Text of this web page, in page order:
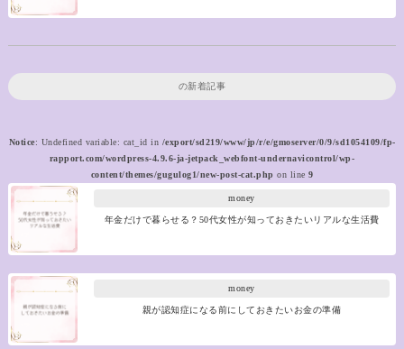
の新着記事
Notice: Undefined variable: cat_id in /export/sd219/www/jp/r/e/gmoserver/0/9/sd1054109/fp-
rapport.com/wordpress-4.9.6-ja-jetpack_webfont-undernavicontrol/wp-
content/themes/gugulog1/new-post-cat.php on line 9
money
年金だけで暮らせる？50代女性が知っておきたいリアルな生活費
money
親が認知症になる前にしておきたいお金の準備